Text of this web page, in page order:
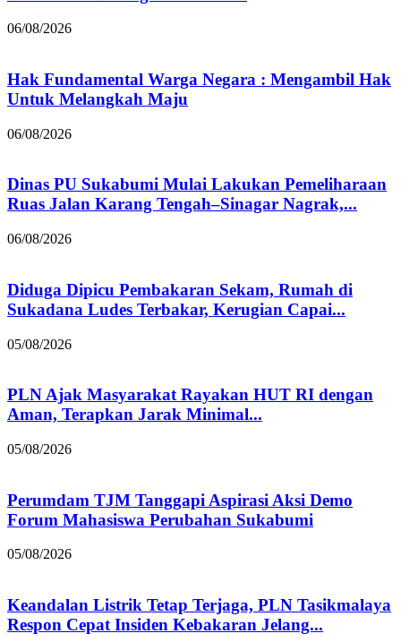
06/08/2026
Hak Fundamental Warga Negara : Mengambil Hak
Untuk Melangkah Maju
06/08/2026
Dinas PU Sukabumi Mulai Lakukan Pemeliharaan
Ruas Jalan Karang Tengah–Sinagar Nagrak,...
06/08/2026
Diduga Dipicu Pembakaran Sekam, Rumah di
Sukadana Ludes Terbakar, Kerugian Capai...
05/08/2026
PLN Ajak Masyarakat Rayakan HUT RI dengan
Aman, Terapkan Jarak Minimal...
05/08/2026
Perumdam TJM Tanggapi Aspirasi Aksi Demo
Forum Mahasiswa Perubahan Sukabumi
05/08/2026
Keandalan Listrik Tetap Terjaga, PLN Tasikmalaya
Respon Cepat Insiden Kebakaran Jelang...